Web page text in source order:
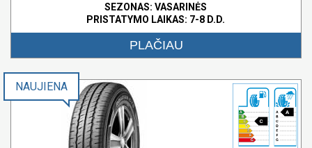
SEZONAS: VASARINĖS
PRISTATYMO LAIKAS: 7-8 D.D.
PLAČIAU
C
A
NAUJIENA